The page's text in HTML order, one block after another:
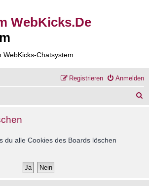
WebKicks.De
Chatsystem
Anmelden
Registrieren
du alle Cookies des Boards löschen